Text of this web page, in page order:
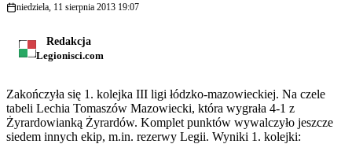
niedziela, 11 sierpnia 2013 19:07
Redakcja
Legionisci.com
Zakończyła się 1. kolejka III ligi łódzko-mazowieckiej. Na czele
tabeli Lechia Tomaszów Mazowiecki, która wygrała 4-1 z
Żyrardowianką Żyrardów. Komplet punktów wywalczyło jeszcze
siedem innych ekip, m.in. rezerwy Legii. Wyniki 1. kolejki: